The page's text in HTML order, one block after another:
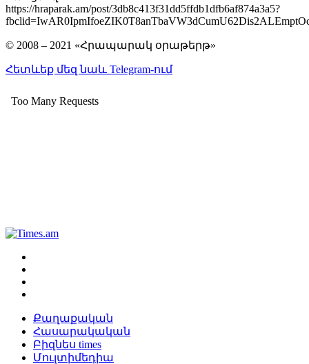
https://hraparak.am/post/3db8c413f31dd5ffdb1dfb6af874a3a5?
© 2008 – 2021 «Հրապարակ օրաթերթ»
Հետևեք մեզ նաև Telegram-ում
Քաղաքական
Հասարակական
Բիզնես times
Մուլտիմեդիա